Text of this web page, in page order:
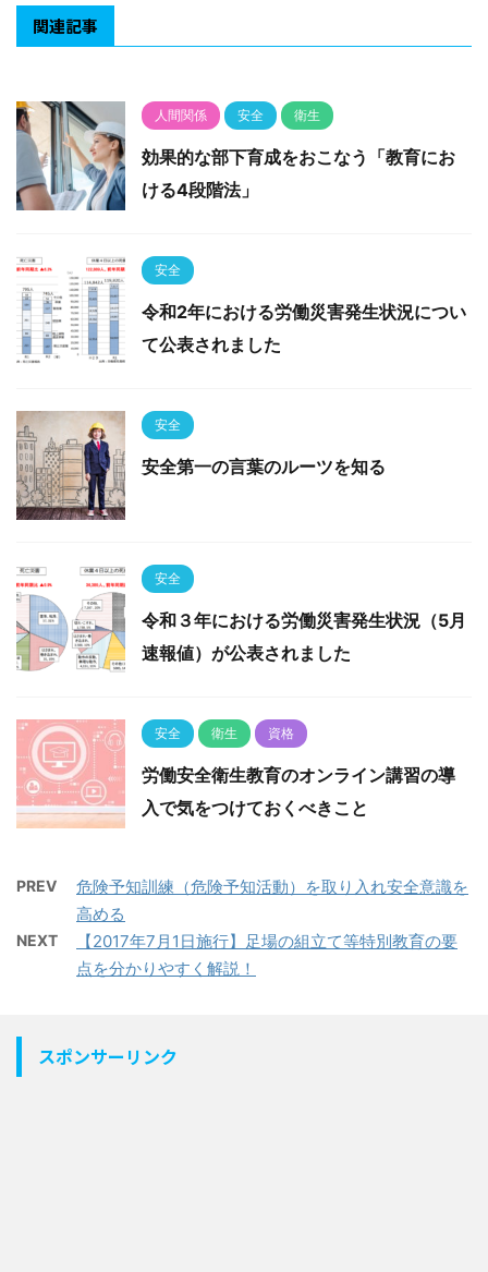
関連記事
人間関係 安全 衛生
効果的な部下育成をおこなう「教育にお
ける4段階法」
安全
令和2年における労働災害発生状況につい
て公表されました
安全
安全第一の言葉のルーツを知る
安全
令和３年における労働災害発生状況（5月
速報値）が公表されました
安全 衛生 資格
労働安全衛生教育のオンライン講習の導
入で気をつけておくべきこと
PREV
危険予知訓練（危険予知活動）を取り入れ安全意識を
高める
NEXT
【2017年7月1日施行】足場の組立て等特別教育の要
点を分かりやすく解説！
スポンサーリンク